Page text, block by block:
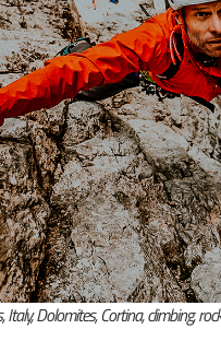
Dolomites, Cortina, climbing,